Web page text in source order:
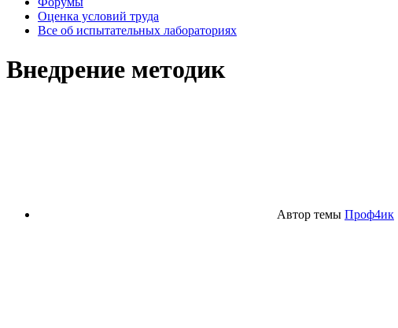
Оценка условий труда
Все об испытательных лабораториях
Внедрение методик
Автор темы Проф4ик